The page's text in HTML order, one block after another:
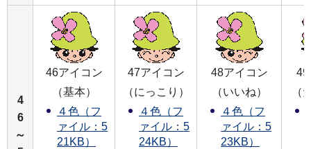
4
6
～
46アイコン
（基本）
４色（フ
ァイル：5
21KB）
47アイコン
（にっこり）
４色（フ
ァイル：5
24KB）
48アイコン
（いいね）
４色（フ
ァイル：5
23KB）
49
（